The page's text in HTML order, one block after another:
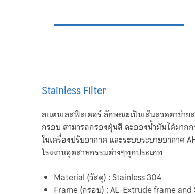
Stainless Filter
สแตนเลสฟิลเตอร์ ลักษณะเป็นเส้นลวดตาข่า
กรอบ สามารถกรองฝุ่นสี ละอองน้ำมันได้มาก
ในเครื่องปรับอากาศ และระบบระบายอากาศ
โรงงานอุตสาหกรรมต่างๆทุกประเภท
Material (วัสดุ) : Stainless 304
Frame (กรอบ) : AL-Extrude frame and